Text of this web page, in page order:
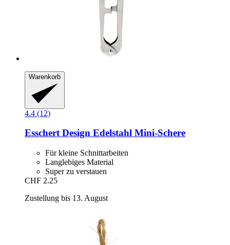
Warenkorb
4.4 (12)
Esschert Design Edelstahl Mini-​Schere
Für kleine Schnittarbeiten
Langlebiges Material
Super zu verstauen
CHF 2.25
Zustellung bis 13. August